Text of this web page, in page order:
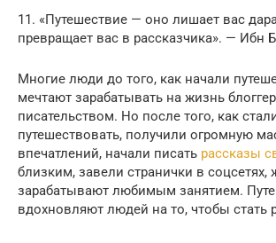
11. «Путешествие — оно лишает вас
превращает вас в рассказчика». — Ибн
Многие люди до того, как начали
мечтают зарабатывать на жизнь
писательством. Но после того, как
путешествовать, получили огромную
впечатлений, начали писать рассказы
близким, завели странички в соцсетях,
зарабатывают любимым занятием.
вдохновляют людей на то, чтобы стать